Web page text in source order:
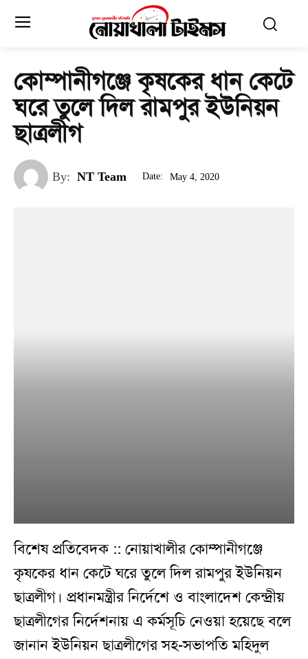
কোম্পানীগঞ্জে কৃষকের ধান কেটে
ঘরে তুলে দিল রামপুর ইউনিয়ন
ছাত্রলীগ
By: NT Team Date: May 4, 2020
বিশেষ প্রতিবেদক :: নোয়াখালীর কোম্পানীগঞ্জে
কৃষকের ধান কেটে ঘরে তুলে দিল রামপুর ইউনিয়ন
ছাত্রলীগ। প্রধানমন্ত্রীর নির্দেশে ও বাংলাদেশ কেন্দ্রীয়
ছাত্রলীগের নির্দেশনায় এ কর্মসূচি নেওয়া হয়েছে বলে
জানান ইউনিয়ন ছাত্রলীগের সহ-সভাপতি মহিদুল